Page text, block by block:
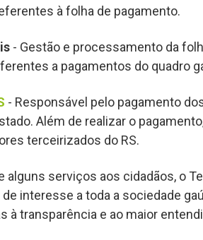
à folha de pagamento.
- Gestão e processamento da
a pagamentos do quadro
- Responsável pelo pagamento
Além de realizar o
terceirizados do RS.
alguns serviços aos cidadãos, o
interesse a toda a sociedade
à transparência e ao maior